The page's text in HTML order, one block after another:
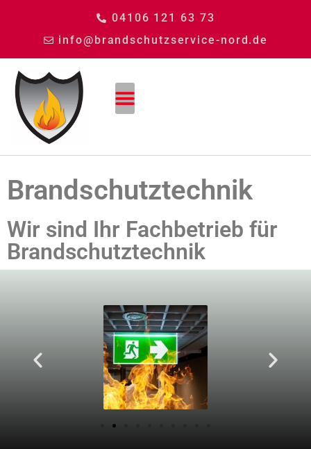
04106 121 63 73
info@brandschutzservice-nord.de
Brandschutztechnik
Wir sind Ihr Fachbetrieb für
Brandschutztechnik